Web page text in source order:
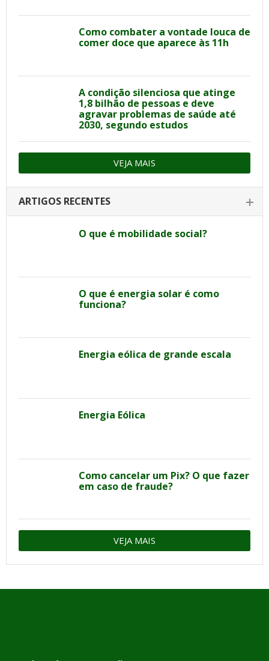
Como combater a vontade louca de
comer doce que aparece às 11h
A condição silenciosa que atinge
1,8 bilhão de pessoas e deve
agravar problemas de saúde até
2030, segundo estudos
VEJA MAIS
ARTIGOS RECENTES
O que é mobilidade social?
O que é energia solar é como
funciona?
Energia eólica de grande escala
Energia Eólica
Como cancelar um Pix? O que fazer
em caso de fraude?
VEJA MAIS